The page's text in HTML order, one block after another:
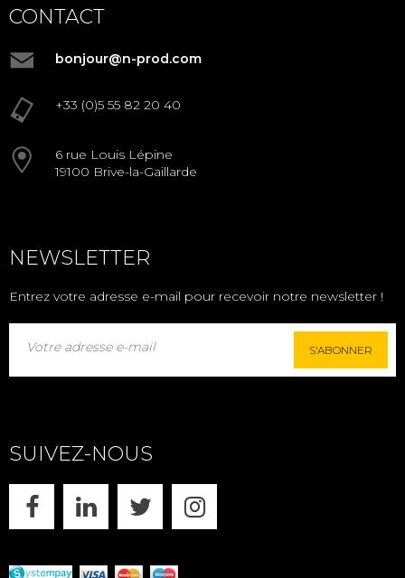
CONTACT
bonjour@n-prod.com
+33 (0)5 55 82 20 40
6 rue Louis Lépine
19100 Brive-la-Gaillarde
NEWSLETTER
Entrez votre adresse e-mail pour recevoir notre newsletter !
S'ABONNER
SUIVEZ-NOUS
FACEBOOK